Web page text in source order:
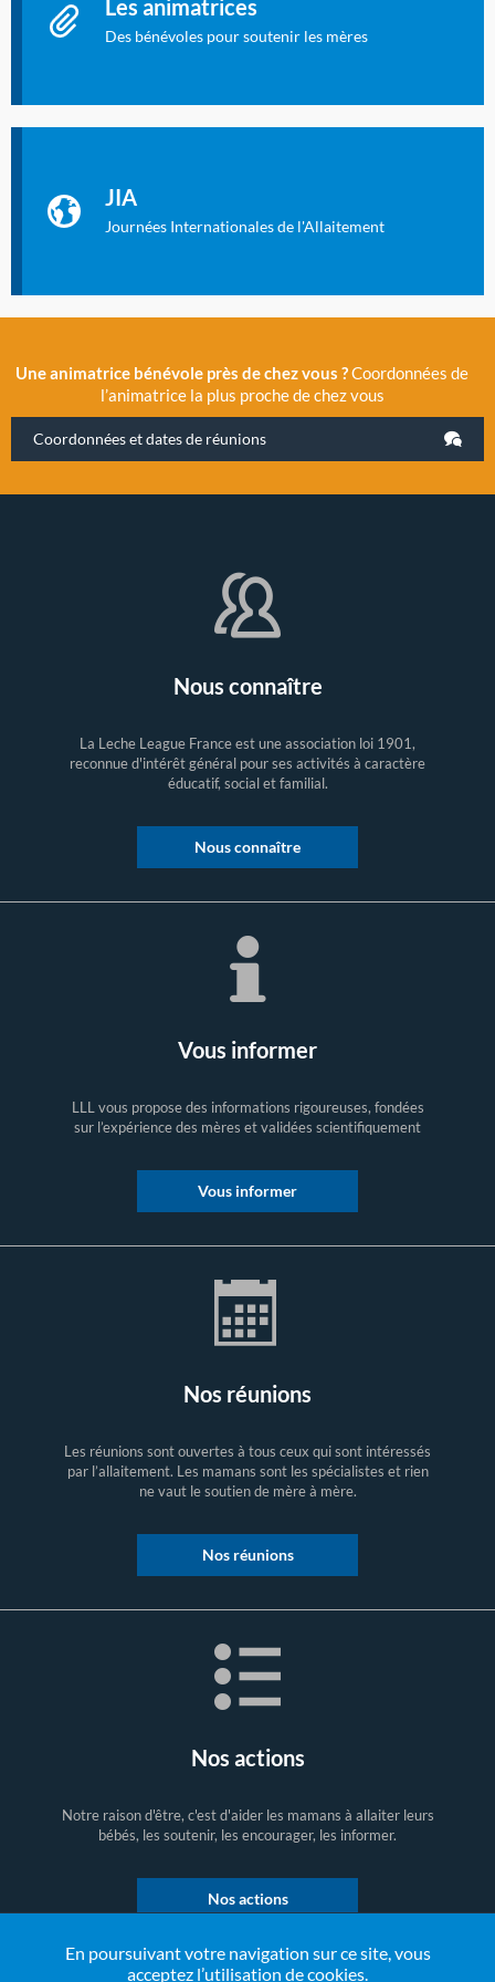
En poursuivant votre navigation sur ce site, vous
acceptez l’utilisation de cookies.
Les animatrices
Des bénévoles pour soutenir les mères
JIA
Journées Internationales de l'Allaitement
2019 la 11e Journée Internationale de l’Allaitement, un
évènement exceptionnel organisé par LLL France.
Une animatrice bénévole près de chez vous ?Coordonnées de
l’animatrice la plus proche de chez vous
Coordonnées et dates de réunions
Nous connaître
La Leche League France est une association loi 1901,
reconnue d'intérêt général pour ses activités à caractère
éducatif, social et familial.
Nous connaître
Vous informer
LLL vous propose des informations rigoureuses, fondées
sur l’expérience des mères et validées scientifiquement
Vous informer
Nos réunions
Les réunions sont ouvertes à tous ceux qui sont intéressés
par l’allaitement. Les mamans sont les spécialistes et rien
ne vaut le soutien de mère à mère.
Nos réunions
Nos actions
Notre raison d'être, c'est d'aider les mamans à allaiter leurs
bébés, les soutenir, les encourager, les informer.
Nos actions